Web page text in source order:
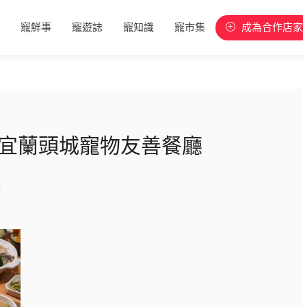
寵鮮事 寵遊誌 寵知識 寵市集 成為合作店家
蘭頭城寵物友善餐廳